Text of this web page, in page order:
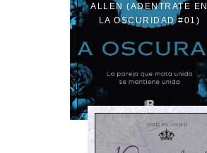
ALLEN (ADENTRATE EN
LA OSCURIDAD #01)